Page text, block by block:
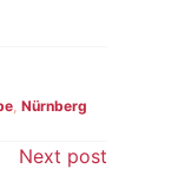
,Nürnberg
Next post